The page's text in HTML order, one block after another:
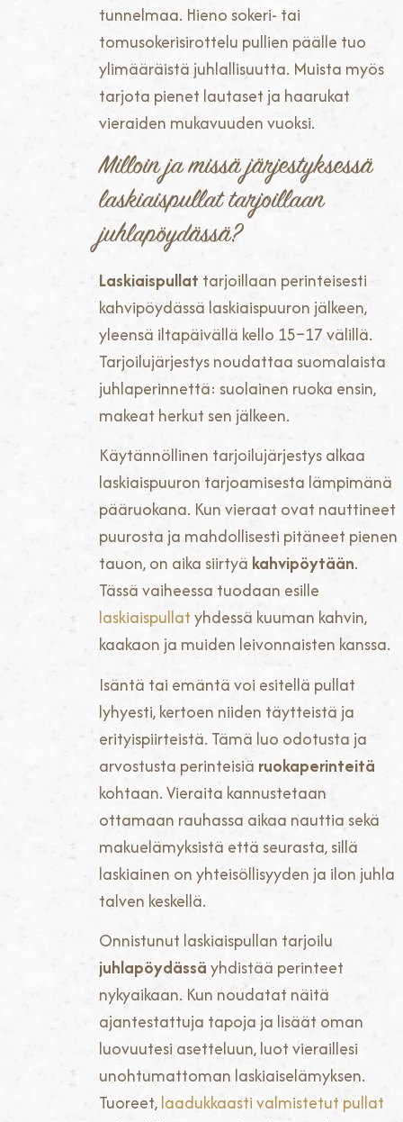
tunnelmaa. Hieno sokeri- tai
tomusokerisirottelu pullien päälle tuo
ylimääräistä juhlallisuutta. Muista myös
tarjota pienet lautaset ja haarukat
vieraiden mukavuuden vuoksi.
Milloin ja missä järjestyksessä
laskiaispullat tarjoillaan
juhlapöydässä?
Laskiaispullat tarjoillaan perinteisesti
kahvipöydässä laskiaispuuron jälkeen,
yleensä iltapäivällä kello 15–17 välillä.
Tarjoilujärjestys noudattaa suomalaista
juhlaperinnettä: suolainen ruoka ensin,
makeat herkut sen jälkeen.
Käytännöllinen tarjoilujärjestys alkaa
laskiaispuuron tarjoamisesta lämpimänä
pääruokana. Kun vieraat ovat nauttineet
puurosta ja mahdollisesti pitäneet pienen
tauon, on aika siirtyä kahvipöytään.
Tässä vaiheessa tuodaan esille
laskiaispullatyhdessä kuuman kahvin,
kaakaon ja muiden leivonnaisten kanssa.
Isäntä tai emäntä voi esitellä pullat
lyhyesti, kertoen niiden täytteistä ja
erityispiirteistä. Tämä luo odotusta ja
arvostusta perinteisiä ruokaperinteitä
kohtaan. Vieraita kannustetaan
ottamaan rauhassa aikaa nauttia sekä
makuelämyksistä että seurasta, sillä
laskiainen on yhteisöllisyyden ja ilon juhla
talven keskellä.
Onnistunut laskiaispullan tarjoilu
juhlapöydässäyhdistää perinteet
nykyaikaan. Kun noudatat näitä
ajantestattuja tapoja ja lisäät oman
luovuutesi asetteluun, luot vieraillesi
unohtumattoman laskiaiselämyksen.
Tuoreet,laadukkaasti valmistetut pullat